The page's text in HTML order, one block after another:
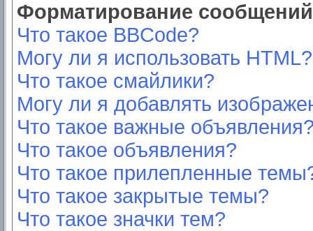
Форматирование
Что такое BBCode?
Могу ли я использовать HTML?
Что такое смайлики?
Могу ли я добавлять
Что такое важные
Что такое объявления?
Что такое прилепленные
Что такое закрытые темы?
Что такое значки тем?